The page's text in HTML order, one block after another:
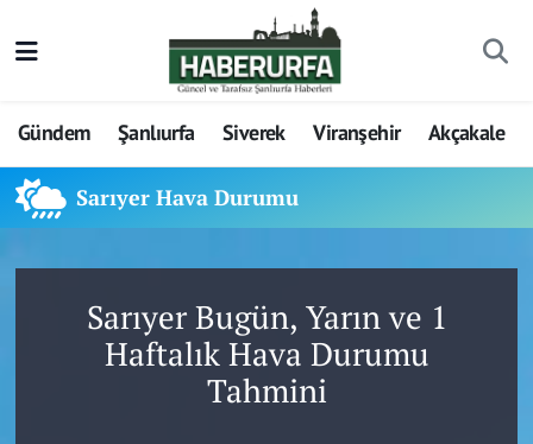
Gündem Şanlıurfa Siverek Viranşehir Akçakale
Sarıyer Hava Durumu
Sarıyer Bugün, Yarın ve 1
Haftalık Hava Durumu
Tahmini